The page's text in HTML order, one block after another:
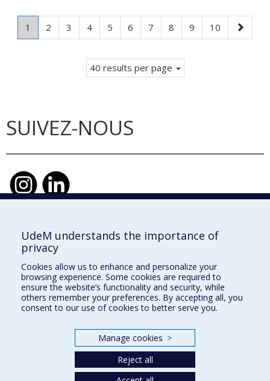
Page
1
Current
Page
2 Page
3 Page
4 Page
5 Page
6 Page
7 Page
8 Page
9 Page
10
Next
page
40 results per page
SUIVEZ-NOUS
École d'urbanisme et d'architecture de
paysage
École d'architecture
École de design
UdeM understands the importance of
privacy
Cookies allow us to enhance and personalize your
browsing experience. Some cookies are required to
ensure the website’s functionality and security, while
others remember your preferences. By accepting all, you
consent to our use of cookies to better serve you.
Manage cookies >
Reject all